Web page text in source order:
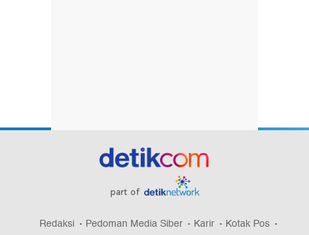
part of
Redaksi Pedoman Media Siber Karir
Kotak Pos